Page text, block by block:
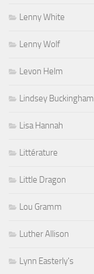
Lenny White
Lenny Wolf
Levon Helm
Lindsey Buckingham
Lisa Hannah
Littérature
Little Dragon
Lou Gramm
Luther Allison
Lynn Easterly's